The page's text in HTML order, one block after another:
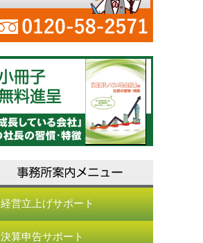
経営立上げサポート
決算申告サポート